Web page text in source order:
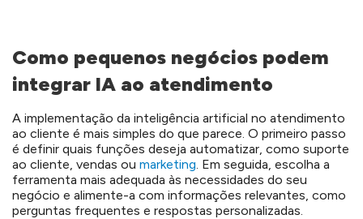
Como pequenos negócios podem
integrar IA ao atendimento
A implementação da inteligência artificial no atendimento
ao cliente é mais simples do que parece. O primeiro passo
é definir quais funções deseja automatizar, como suporte
ao cliente, vendas ou marketing . Em seguida, escolha a
ferramenta mais adequada às necessidades do seu
negócio e alimente-a com informações relevantes, como
perguntas frequentes e respostas personalizadas.